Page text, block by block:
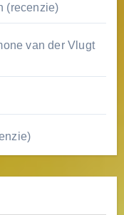
(recenzie)
van der Vlugt